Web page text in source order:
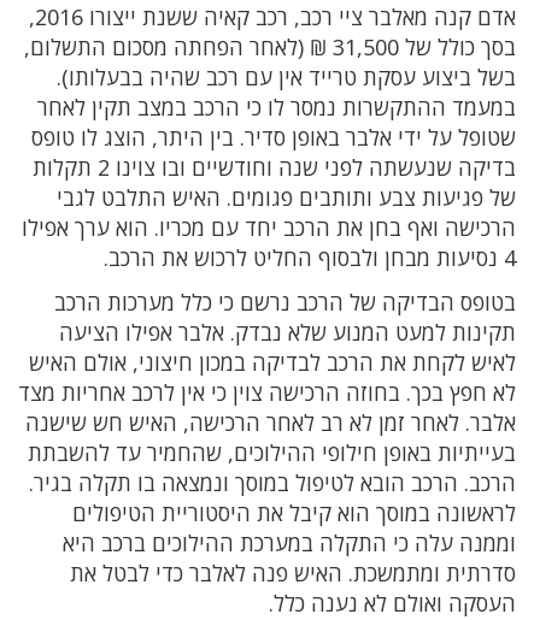
אדם קנה מאלבר ציי רכב, רכב קאיה ששנת ייצורו 2016,
בסך כולל של 31,500 ₪ (לאחר הפחתה מסכום התשלום,
בשל ביצוע עסקת טרייד אין עם רכב שהיה בבעלותו).
במעמד ההתקשרות נמסר לו כי הרכב במצב תקין לאחר
שטופל על ידי אלבר באופן סדיר. בין היתר, הוצג לו טופס
בדיקה שנעשתה לפני שנה וחודשיים ובו צוינו 2 תקלות
של פגיעות צבע ותותבים פגומים. האיש התלבט לגבי
הרכישה ואף בחן את הרכב יחד עם מכריו. הוא ערך אפילו
4 נסיעות מבחן ולבסוף החליט לרכוש את הרכב.
בטופס הבדיקה של הרכב נרשם כי כלל מערכות הרכב
תקינות למעט המנוע שלא נבדק. אלבר אפילו הציעה
לאיש לקחת את הרכב לבדיקה במכון חיצוני, אולם האיש
לא חפץ בכך. בחוזה הרכישה צוין כי אין לרכב אחריות מצד
אלבר. לאחר זמן לא רב לאחר הרכישה, האיש חש שישנה
בעייתיות באופן חילופי ההילוכים, שהחמיר עד להשבתת
הרכב. הרכב הובא לטיפול במוסך ונמצאה בו תקלה בגיר.
לראשונה במוסך הוא קיבל את היסטוריית הטיפולים
וממנה עלה כי התקלה במערכת ההילוכים ברכב היא
סדרתית ומתמשכת. האיש פנה לאלבר כדי לבטל את
העסקה ואולם לא נענה כלל.